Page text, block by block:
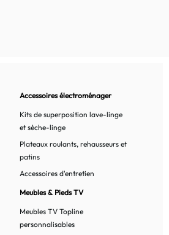
Accessoires électroménager
Kits de superposition lave-linge
et sèche-linge
Plateaux roulants, rehausseurs et
patins
Accessoires d'entretien
Meubles & Pieds TV
Meubles TV Topline
personnalisables